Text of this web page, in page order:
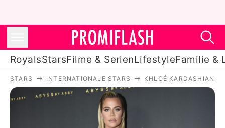
RoyalsStarsFilme & SerienLifestyleFamilie &
Royals
Stars
STARS INTERNATIONALE STARS KHLOÉ KARDASHIAN